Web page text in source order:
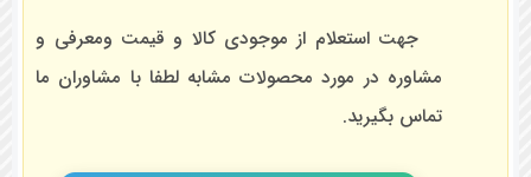
جهت استعلام از موجودی کالا و قیمت ومعرفی و
مشاوره در مورد محصولات مشابه لطفا با مشاوران ما
تماس بگیرید.